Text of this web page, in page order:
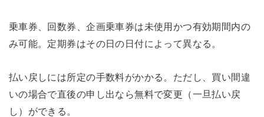
乗車券、回数券、企画乗車券は未使用かつ有効期間内の
み可能。定期券はその日の日付によって異なる。
払い戻しには所定の手数料がかかる。ただし、買い間違
いの場合で直後の申し出なら無料で変更（一旦払い戻
し）ができる。